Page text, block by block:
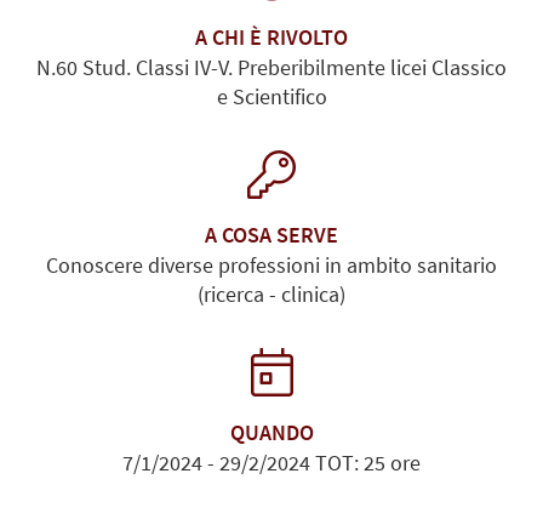
A CHI È RIVOLTO
N.60 Stud. Classi IV-V. Preberibilmente licei Classico
e Scientifico
A COSA SERVE
Conoscere diverse professioni in ambito sanitario
(ricerca - clinica)
QUANDO
7/1/2024 - 29/2/2024 TOT: 25 ore